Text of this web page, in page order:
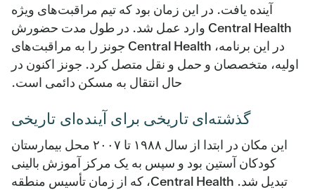
آینده یافت. در این زمان بود که تیم مراقبت‌های ویژه
Central Health وارد عمل شد. در طول مدت حضورش
در این برنامه، Central Health جونز را به مراقبت‌های
اولیه، متخصصان و حمل و نقل متصل کرد. جونز اکنون در
حال انتقال به مسکن دائمی است.
گذشته‌ای تاریخی برای آینده‌ای تاریخی
این مکان در ابتدا از سال ۱۹۸۸ تا ۲۰۰۷ محل بیمارستان
کودکان آستین بود و سپس به یک مرکز آموزش بالینی
تبدیل شد. Central Health، که از زمان تأسیس منطقه